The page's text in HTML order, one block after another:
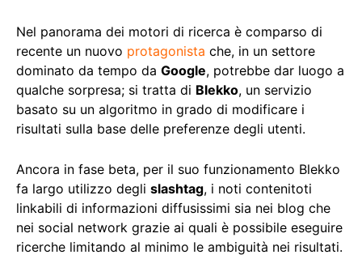
Nel panorama dei motori di ricerca è comparso di
recente un nuovo protagonista che, in un settore
dominato da tempo da Google, potrebbe dar luogo a
qualche sorpresa; si tratta di Blekko, un servizio
basato su un algoritmo in grado di modificare i
risultati sulla base delle preferenze degli utenti.
Ancora in fase beta, per il suo funzionamento Blekko
fa largo utilizzo degli slashtag, i noti contenitoti
linkabili di informazioni diffusissimi sia nei blog che
nei social network grazie ai quali è possibile eseguire
ricerche limitando al minimo le ambiguità nei risultati.